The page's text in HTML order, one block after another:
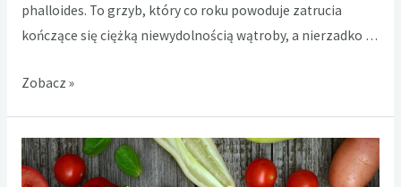
phalloides. To grzyb, który co roku powoduje zatrucia
kończące się ciężką niewydolnością wątroby, a nierzadko …
Muchomor
rozpoznanie,
ryzyko
Zobacz »